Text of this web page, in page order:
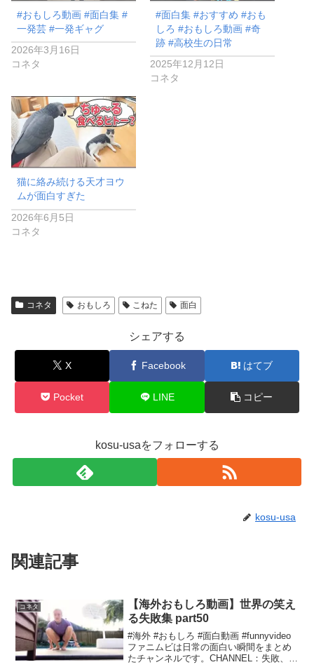
#おもしろ動画 #面白集 #
一発芸 #一発ギャグ
2026年3月16日
コネタ
#面白集 #おすすめ #おも
しろ #おもしろ動画 #奇
跡 #高校生の日常
2025年12月12日
コネタ
猫に絡み続ける天才ヨウ
ムが面白すぎた
2026年6月5日
コネタ
コネタ おもしろ こねた 面白
シェアする
X Facebook はてブ
Pocket LINE コピー
kosu-usaをフォローする
kosu-usa
関連記事
コネタ
【海外おもしろ動画】世界の笑え
る失敗集 part50
#海外 #おもしろ #面白動画 #funnyvideo
ファニムビは日常の面白い瞬間をまとめ
たチャンネルです。CHANNEL：失敗、ド